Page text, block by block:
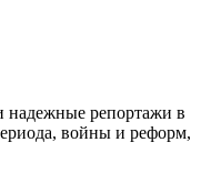
надежные репортажи в
войны и реформ,